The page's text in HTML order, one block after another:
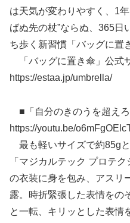
は天気が変わりやすく、1
ばぬ先の杖”ならぬ、365日
ち歩く新習慣「バッグに置
「バッグに置き傘」公式
https://estaa.jp/umbrella/
■「自分のきのうを超えろ
https://youtu.be/
最も軽いサイズで約85g
「マジカルテック プロテ
の衣装に身を包み、アスリ
露。時折緊張した表情をの
と一転、キリッとした表情